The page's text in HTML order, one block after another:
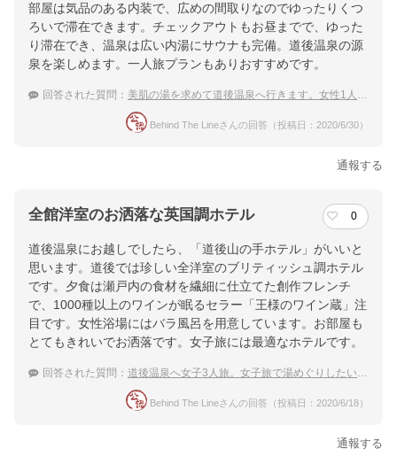
部屋は気品のある内装で、広めの間取りなのでゆったりくつ
ろいで滞在できます。チェックアウトもお昼までで、ゆった
り滞在でき、温泉は広い内湯にサウナも完備。道後温泉の源
泉を楽しめます。一人旅プランもありおすすめです。
回答された質問： 美肌の湯を求めて道後温泉へ行きます。女性1人旅歓迎の温泉宿を教えて下さい。
Behind The Lineさんの回答（投稿日：2020/6/30）
通報する
全館洋室のお洒落な英国調ホテル 0
道後温泉にお越しでしたら、「道後山の手ホテル」がいいと
思います。道後では珍しい全洋室のブリティッシュ調ホテル
です。夕食は瀬戸内の食材を繊細に仕立てた創作フレンチ
で、1000種以上のワインが眠るセラー「王様のワイン蔵」注
目です。女性浴場にはバラ風呂を用意しています。お部屋も
とてもきれいでお洒落です。女子旅には最適なホテルです。
回答された質問： 道後温泉へ女子3人旅。女子旅で湯めぐりしたい！おすすめの温泉宿は？
Behind The Lineさんの回答（投稿日：2020/6/18）
通報する